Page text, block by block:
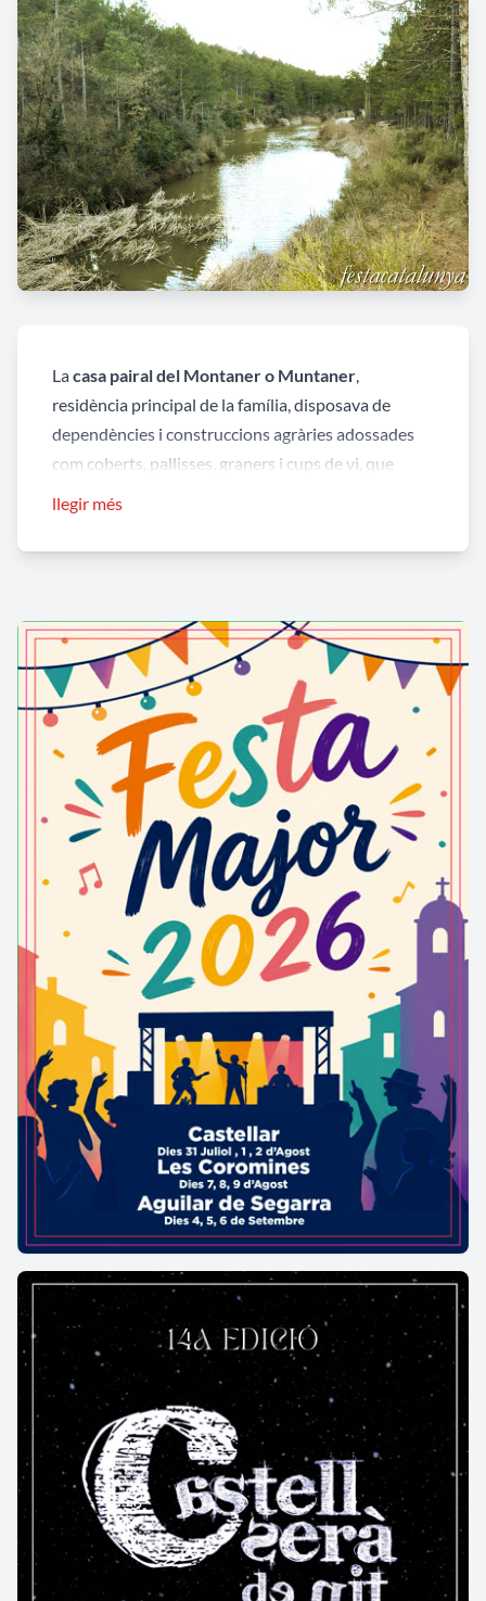
Lacasa pairal del Montaner o Muntaner,
residència principal de la família, disposava de
dependències i construccions agràries adossades
com coberts, pallisses, graners i cups de vi, que
explotació agrícola i ramadera.
de la riera de Grevalosa trobem el que s’anomena
labassa del Muntaner, un embassament en un
paratge natural de bosc i camps de conreu. Entre
d’altres utilitats, l’embassament es un punt hídric en
l’extinció d’incendis forestals, tasca en la que cal
destacar l’actuació de l’ADF de Castellfollit del Boix
La bellesa del paratge ha fet que s’inclogués aquest
racó de natura i biodiversitat en diverses rutes de
bicicleta de muntanya i senderisme.
llegir més